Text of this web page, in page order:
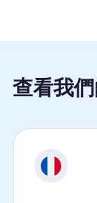
查看我